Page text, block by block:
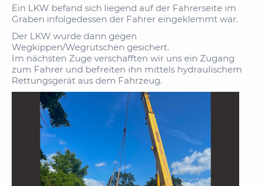
Ein LKW befand sich liegend auf der Fahrerseite im
Graben infolgedessen der Fahrer eingeklemmt war.
Der LKW wurde dann gegen
Wegkippen/Wegrutschen gesichert.
Im nächsten Zuge verschafften wir uns ein Zugang
zum Fahrer und befreiten ihn mittels hydraulischem
Rettungsgerät aus dem Fahrzeug.